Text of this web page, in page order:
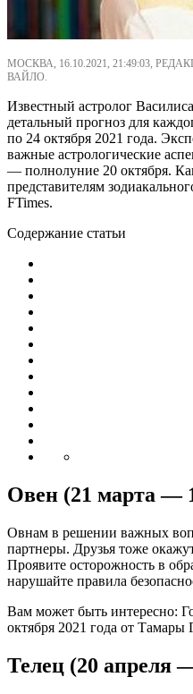
МОСКВА, 16.10.2021, 21:49:03,
ВАЙЛО.
Известный астролог
детальный прогноз для
по 24 октября 2021 года.
важные астрологические
— полнолуние 20 октября.
представителям
FTimes.
Содержание статьи
Овен (21 марта —
Овнам в решении важных
партнеры. Друзья тоже
Проявите осторожность в
нарушайте правила
Вам может быть интересно:
октября 2021 года от Тамары
Телец (20 апреля